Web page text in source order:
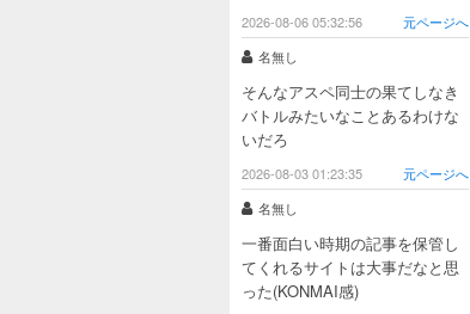
2026-08-06 05:32:56
元ページへ
名無し
そんなアスペ同士の果てしなき
バトルみたいなことあるわけな
いだろ
2026-08-03 01:23:35
元ページへ
名無し
一番面白い時期の記事を保管し
てくれるサイトは大事だなと思
った(KONMAI感)